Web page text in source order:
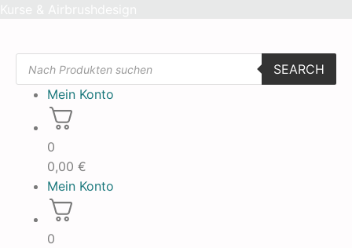
Products
search
SEARCH
Mein Konto
0
0,00 €
Mein Konto
0